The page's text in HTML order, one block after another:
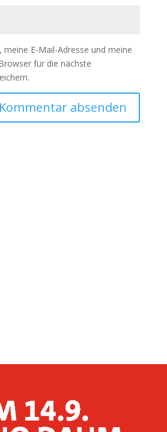
meine E-Mail-Adresse und meine
für die nächste